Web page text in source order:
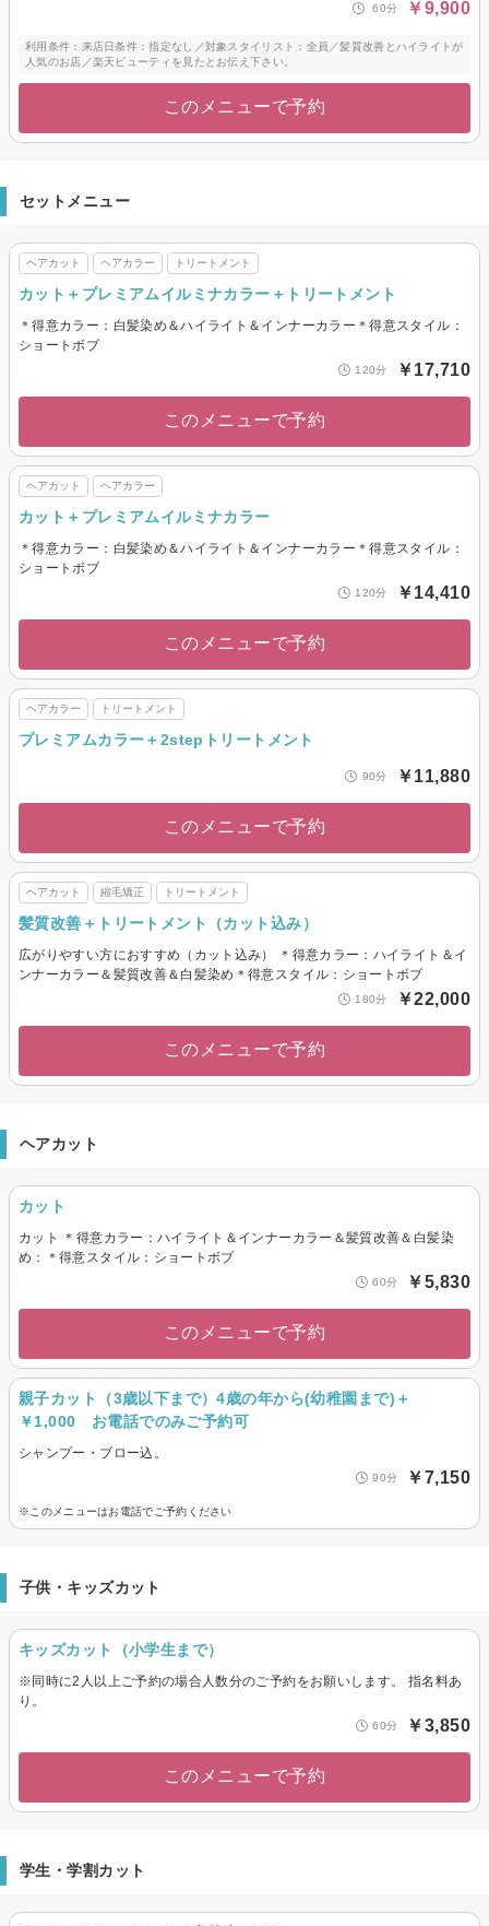
60分 ￥9,900
利用条件：来店日条件：指定なし／対象スタイリスト：全員／髪質改善とハイライトが
人気のお店／楽天ビューティを見たとお伝え下さい。
このメニューで予約
セットメニュー
ヘアカット ヘアカラー トリートメント
カット＋プレミアムイルミナカラー＋トリートメント
＊得意カラー：白髪染め＆ハイライト＆インナーカラー＊得意スタイル：
ショートボブ
120分 ￥17,710
このメニューで予約
ヘアカット ヘアカラー
カット＋プレミアムイルミナカラー
＊得意カラー：白髪染め＆ハイライト＆インナーカラー＊得意スタイル：
ショートボブ
120分 ￥14,410
このメニューで予約
ヘアカラー トリートメント
プレミアムカラー＋2stepトリートメント
90分 ￥11,880
このメニューで予約
ヘアカット 縮毛矯正 トリートメント
髪質改善＋トリートメント（カット込み）
広がりやすい方におすすめ（カット込み） ＊得意カラー：ハイライト＆イ
ンナーカラー＆髪質改善＆白髪染め＊得意スタイル：ショートボブ
180分 ￥22,000
このメニューで予約
ヘアカット
カット
カット ＊得意カラー：ハイライト＆インナーカラー＆髪質改善＆白髪染
め：＊得意スタイル：ショートボブ
60分 ￥5,830
このメニューで予約
親子カット（3歳以下まで）4歳の年から(幼稚園まで)＋
￥1,000 お電話でのみご予約可
シャンプー・ブロー込。
90分 ￥7,150
※このメニューはお電話でご予約ください
子供・キッズカット
キッズカット（小学生まで）
※同時に2人以上ご予約の場合人数分のご予約をお願いします。 指名料あ
り。
60分 ￥3,850
このメニューで予約
学生・学割カット